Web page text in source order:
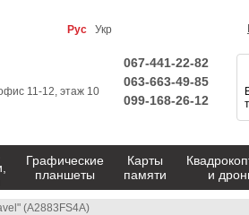
(A2883FS4A)
Рус Укр
11-12, этаж 10
067-441-22-82
063-663-49-85
099-168-26-12
Графические
планшеты
Карты
памяти
и